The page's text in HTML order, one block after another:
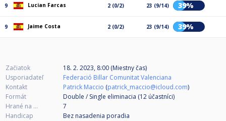
9 Lucian Farcas 2 (0/2) 23 (9/14) 39%
9 Jaime Costa 2 (0/2) 23 (9/14) 39%
Začiatok
18. 2. 2023, 8:00 (Miestny čas)
Usporiadateľ
Federació Billar Comunitat Valenciana
Kontakt
Patrick Maccio (patrick_maccio@icloud.com)
Formát
Double / Single eliminacia (12 účastníci)
Hrané na ...
7
Handicap
Bez nasadenia poradia